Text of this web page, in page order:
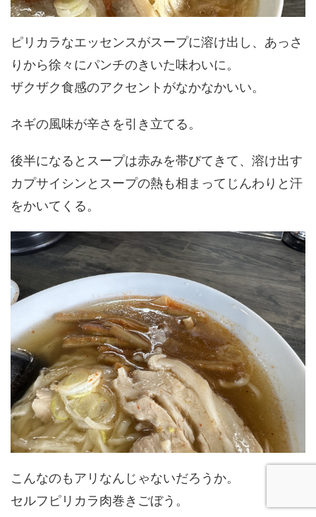
ピリカラなエッセンスがスープに溶け出し、あっさ
りから徐々にパンチのきいた味わいに。
ザクザク食感のアクセントがなかなかいい。
ネギの風味が辛さを引き立てる。
後半になるとスープは赤みを帯びてきて、溶け出す
カプサイシンとスープの熱も相まってじんわりと汗
をかいてくる。
こんなのもアリなんじゃないだろうか。
セルフピリカラ肉巻きごぼう。